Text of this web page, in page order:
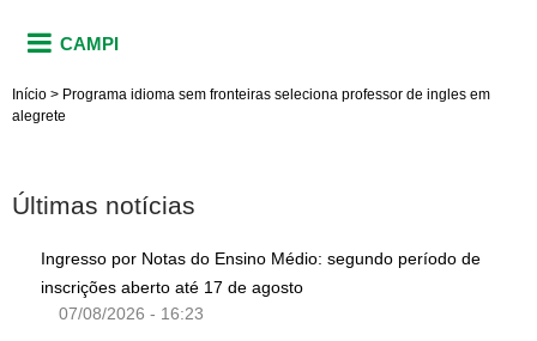
CAMPI
Início > Programa idioma sem fronteiras seleciona professor de ingles em
alegrete
Últimas notícias
Ingresso por Notas do Ensino Médio: segundo período de
inscrições aberto até 17 de agosto
07/08/2026 - 16:23